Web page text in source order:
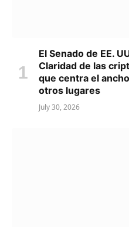
El Senado de EE.
Claridad de las
que centra el
otros lugares
July 30, 2026